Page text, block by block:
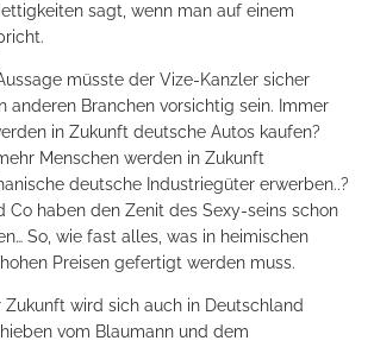
sagt, wenn man auf einem
müsste der Vize-Kanzler sicher
anderen Branchen vorsichtig sein. Immer
in Zukunft deutsche Autos kaufen?
Menschen werden in Zukunft
deutsche Industriegüter erwerben..?
Co haben den Zenit des Sexy-seins schon
So, wie fast alles, was in heimischen
Preisen gefertigt werden muss.
wird sich auch in Deutschland
vom Blaumann und dem